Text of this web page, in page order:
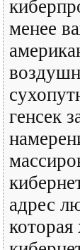
менее
генсек
адрес
которая